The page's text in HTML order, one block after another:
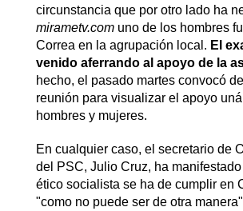
circunstancia que por otro lado ha
mirametv.comuno de los hombres
Correa en la agrupación local. El
venido aferrando al apoyo de la
hecho, el pasado martes convocó
reunión para visualizar el apoyo
hombres y mujeres.
En cualquier caso, el secretario de
del PSC, Julio Cruz, ha
ético socialista se ha de cumplir en
"como no puede ser de otra